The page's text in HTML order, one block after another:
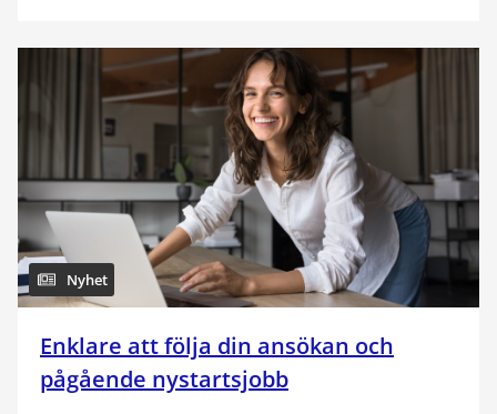
Nyhet
Enklare att följa din ansökan och
pågående nystartsjobb